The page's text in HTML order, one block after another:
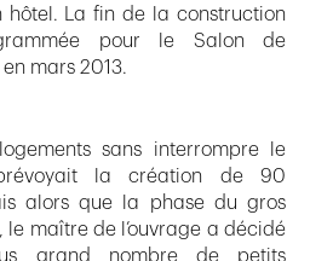
La fin de la construction
pour le Salon de
en mars 2013.
sans interrompre le
la création de 90
alors que la phase du gros
maître de l’ouvrage a décidé
grand nombre de petits